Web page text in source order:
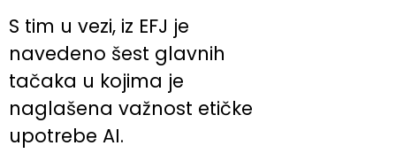
S tim u vezi, iz EFJ je
navedeno šest glavnih
tačaka u kojima je
naglašena važnost etičke
upotrebe AI.